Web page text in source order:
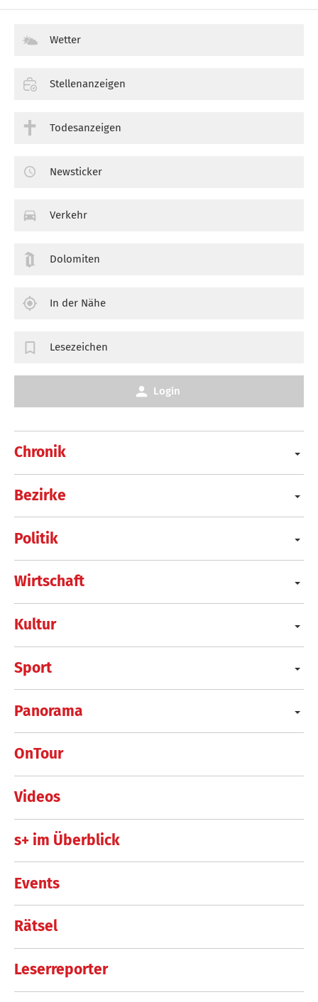
Chronik
Bezirke
Politik
Wirtschaft
Kultur
Sport
Panorama
OnTour
Videos
s+ im Überblick
Events
Rätsel
Leserreporter
Wetter
Stellenanzeigen
Todesanzeigen
Newsticker
Verkehr
Dolomiten
In der Nähe
Lesezeichen
Login